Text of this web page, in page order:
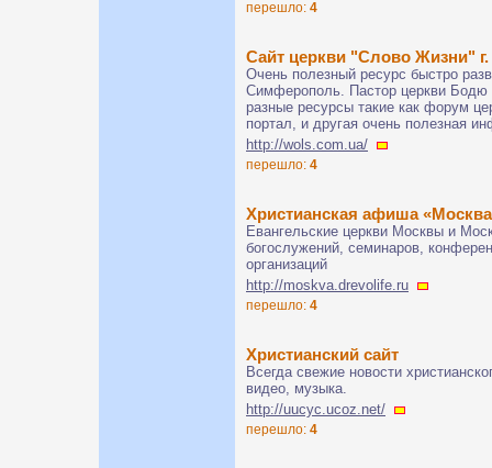
перешло: 4
Сайт церкви "Слово Жизни"
Очень полезный ресурс быстро
Симферополь. Пастор церкви Бодю
разные ресурсы такие как форум
портал, и другая очень полезная
http://wols.com.ua/
перешло: 4
Христианская афиша «Москва
Евангельские церкви Москвы и
богослужений, семинаров,
организаций
http://moskva.drevolife.ru
перешло: 4
Христианский сайт
Всегда свежие новости
видео, музыка.
http://uucyc.ucoz.net/
перешло: 4